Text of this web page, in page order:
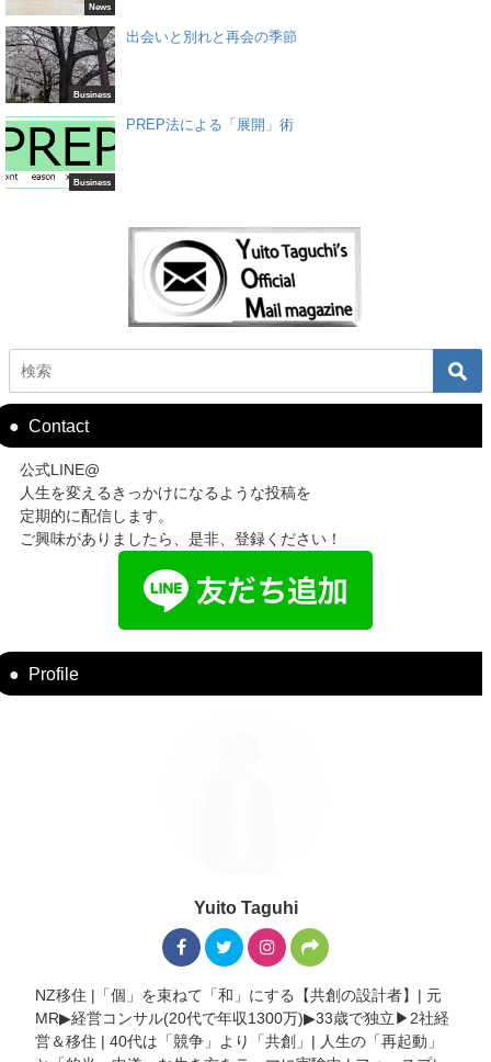
News
Business
出会いと別れと再会の季節
Business
PREP法による「展開」術
Contact
公式LINE@
人生を変えるきっかけになるような投稿を
定期的に配信します。
ご興味がありましたら、是非、登録ください！
Profile
Yuito Taguhi
NZ移住 |「個」を束ねて「和」にする【共創の設計者】| 元
MR▶︎経営コンサル(20代で年収1300万)▶︎33歳で独立▶︎2社経
営＆移住 | 40代は「競争」より「共創」| 人生の「再起動」